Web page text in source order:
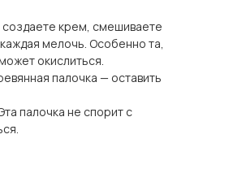
создаете крем, смешиваете
мелочь. Особенно та,
окислиться.
палочка — оставить
палочка не спорит с